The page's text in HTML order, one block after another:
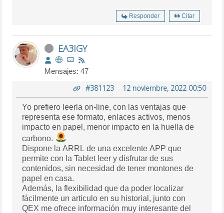
Responder Citar
EA3IGY
Mensajes: 47
#381123- 12 noviembre, 2022 00:50
Yo prefiero leerla on-line, con las ventajas que
representa ese formato, enlaces activos, menos
impacto en papel, menor impacto en la huella de
carbono.
Dispone la ARRL de una excelente APP que
permite con la Tablet leer y disfrutar de sus
contenidos, sin necesidad de tener montones de
papel en casa.
Además, la flexibilidad que da poder localizar
fácilmente un articulo en su historial, junto con
QEX me ofrece información muy interesante del